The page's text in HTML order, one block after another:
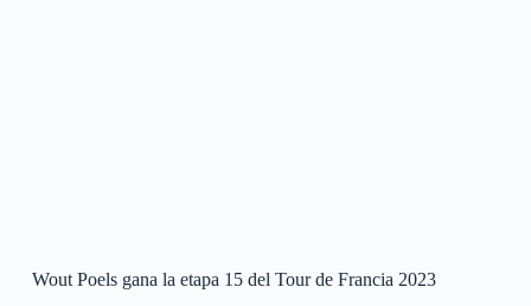
Wout Poels gana la etapa 15 del Tour de Francia 2023